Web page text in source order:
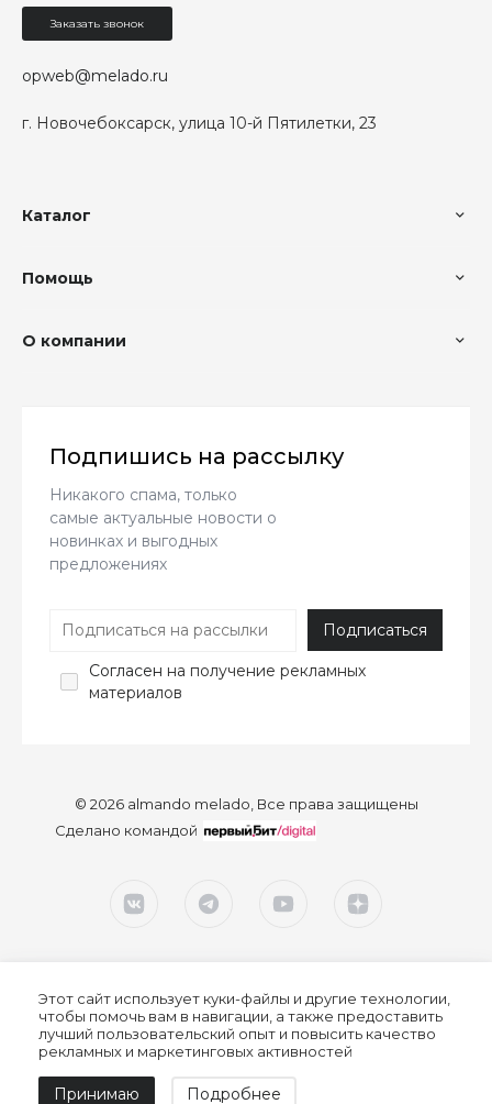
г. Новочебоксарск, улица 10-й Пятилетки, 23
opweb@melado.ru
Заказать звонок
Каталог
Помощь
О компании
Подпишись на рассылку
Никакого спама, только
самые актуальные новости о
новинках и выгодных
предложениях
Согласен на получение рекламных
материалов
© 2026 almando melado, Все права защищены
Сделано командой
Согласие на обработку персональных данных
Этот сайт использует куки-файлы и другие технологии,
чтобы помочь вам в навигации, а также предоставить
лучший пользовательский опыт и повысить качество
рекламных и маркетинговых активностей
Принимаю Подробнее